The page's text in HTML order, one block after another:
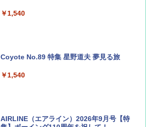
￥1,540
Coyote No.89 特集 星野道夫 夢見る旅
￥1,540
AIRLINE（エアライン）2026年9月号【特